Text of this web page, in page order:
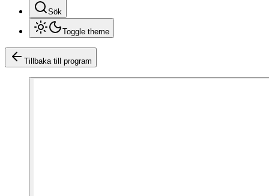
Sök
Toggle theme
Tillbaka till program